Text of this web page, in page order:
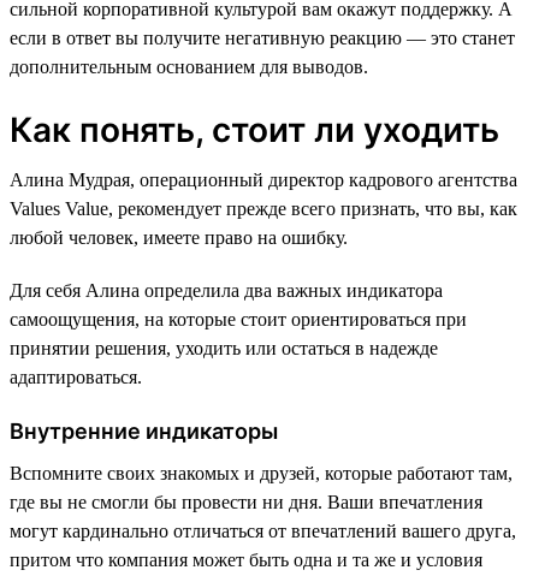
сильной корпоративной культурой вам окажут поддержку. А
если в ответ вы получите негативную реакцию — это станет
дополнительным основанием для выводов.
Как понять, стоит ли уходить
Алина Мудрая, операционный директор кадрового агентства
Values Value, рекомендует прежде всего признать, что вы, как
любой человек, имеете право на ошибку.
Для себя Алина определила два важных индикатора
самоощущения, на которые стоит ориентироваться при
принятии решения, уходить или остаться в надежде
адаптироваться.
Внутренние индикаторы
Вспомните своих знакомых и друзей, которые работают там,
где вы не смогли бы провести ни дня. Ваши впечатления
могут кардинально отличаться от впечатлений вашего друга,
притом что компания может быть одна и та же и условия